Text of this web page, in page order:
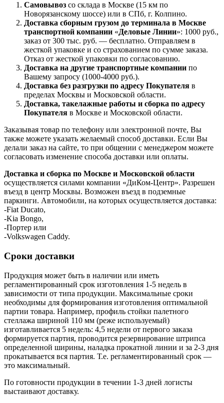
Самовывоз со склада в Москве (15 км по
Новорязанскому шоссе) или в СПб, г. Колпино.
Доставка сборным грузом до терминала в Москве
транспортной компании «Деловые Линии»: 1000 руб.,
заказ от 300 тыс. руб. — бесплатно. Отправляем в
жесткой упаковке и со страхованием по сумме заказа.
Отказ от жесткой упаковки по согласованию.
Доставка на другие транспортные компании по
Вашему запросу (1000-4000 руб.).
Доставка без разгрузки по адресу Покупателя в
пределах Москвы и Московской области.
Доставка, такелажные работы и сборка по адресу
Покупателя в Москве и Московской области.
Заказывая товар по телефону или электронной почте, Вы
также можете указать желаемый способ доставки. Если Вы
делали заказ на сайте, то при общении с менеджером можете
согласовать изменение способа доставки или оплаты.
Доставка и сборка по Москве и Московской области
осуществляется силами компании «ДиКом-Центр». Разрешен
въезд в центр Москвы. Возможен въезд в подземные
паркинги. Автомобили, на которых осуществляется доставка:
-Fiat Ducato,
-Kia Bongo,
-Портер или
-Volkswagen Caddy.
Сроки доставки
Продукция может быть в наличии или иметь
регламентированный срок изготовления 1-5 недель в
зависимости от типа продукции. Максимальные сроки
необходимы для формирования изготовления оптимальной
партии товара. Например, профиль стойки палетного
стеллажа шириной 110 мм (реже используемый)
изготавливается 5 недель: 4,5 недели от первого заказа
формируется партия, проводится резервирование штрипса
определенной ширины, наладка прокатной линии и за 2-3 дня
прокатывается вся партия. Т.е. регламентированный срок —
это максимальный.
По готовности продукции в течении 1-3 дней логисты
выстаивают доставку.